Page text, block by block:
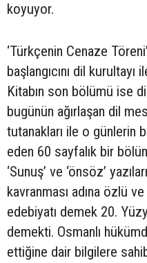
koyuyor.
‘Türkçenin Cenaze
başlangıcını dil
Kitabın son bölümü ise
bugünün ağırlaşan dil
tutanakları ile o günlerin
eden 60 sayfalık bir
‘Sunuş’ ve ‘önsöz’
kavranması adına özlü
edebiyatı demek 20.
demekti. Osmanlı
ettiğine dair bilgilere